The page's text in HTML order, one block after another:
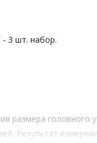
- 3 шт. набор.
размера головного
Результат